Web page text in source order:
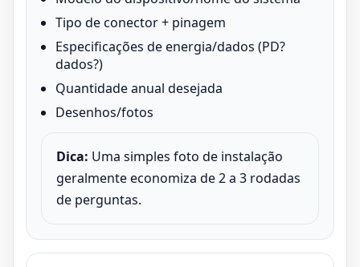
Tipo de conector + pinagem
Especificações de energia/dados (PD?
dados?)
Quantidade anual desejada
Desenhos/fotos
Dica: Uma simples foto de instalação
geralmente economiza de 2 a 3 rodadas
de perguntas.